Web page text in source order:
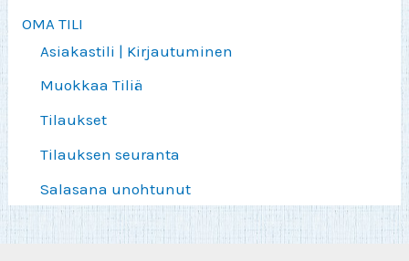
OMA TILI
Asiakastili | Kirjautuminen
Muokkaa Tiliä
Tilaukset
Tilauksen seuranta
Salasana unohtunut